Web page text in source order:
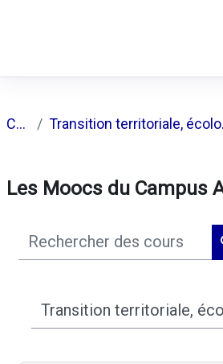
Cours
Les Moocs du Campus
Rechercher des cours
Catégories de cours